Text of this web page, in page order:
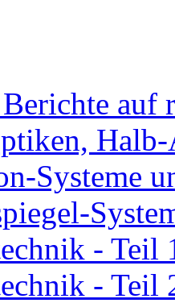
auf
Halb-
Systeme
- Teil
- Teil